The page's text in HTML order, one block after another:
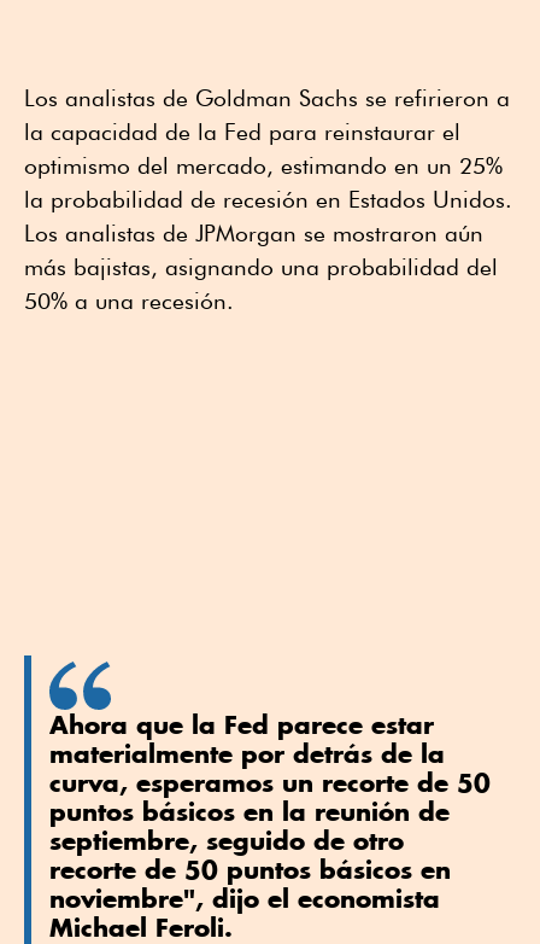
Los analistas de Goldman Sachs se refirieron a
la capacidad de la Fed para reinstaurar el
optimismo del mercado, estimando en un 25%
la probabilidad de recesión en Estados Unidos.
Los analistas de JPMorgan se mostraron aún
más bajistas, asignando una probabilidad del
50% a una recesión.
Ahora que la Fed parece estar
materialmente por detrás de la
curva, esperamos un recorte de 50
puntos básicos en la reunión de
septiembre, seguido de otro
recorte de 50 puntos básicos en
noviembre", dijo el economista
Michael Feroli.